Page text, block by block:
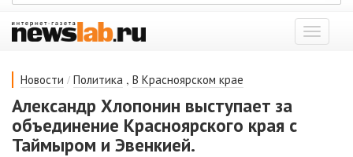
Показать
меню
Новости / Политика , В Красноярском крае
Александр Хлопонин выступает за
объединение Красноярского края с
Таймыром и Эвенкией.